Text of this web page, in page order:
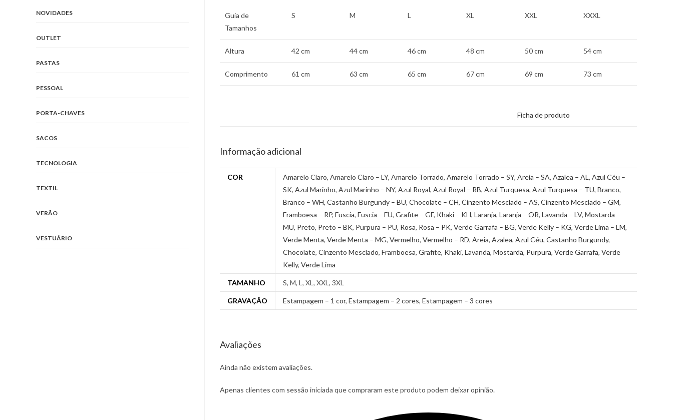
Guia de
Tamanhos
S M L XL XXL XXXL
Altura 42 cm 44 cm 46 cm 48 cm 50 cm 54 cm
Comprimento 61 cm 63 cm 65 cm 67 cm 69 cm 73 cm
Ficha de produto
Informação adicional
COR Amarelo Claro, Amarelo Claro – LY, Amarelo Torrado, Amarelo Torrado – SY, Areia – SA, Azalea – AL , Azul Céu –
SK, Azul Marinho, Azul Marinho – NY, Azul Royal, Azul Royal – RB, Azul Turquesa, Azul Turquesa – TU, Branco,
Branco – WH, Castanho Burgundy – BU, Chocolate – CH, Cinzento Mesclado – AS, Cinzento Mesclado – GM,
Framboesa – RP, Fuscia, Fuscia – FU, Grafite – GF, Khaki – KH, Laranja, Laranja – OR, Lavanda – LV, Mostarda –
MU, Preto, Preto – BK, Purpura – PU, Rosa, Rosa – PK, Verde Garrafa – BG, Verde Kelly – KG, Verde Lima – LM,
Verde Menta, Verde Menta – MG, Vermelho, Vermelho – RD, Areia, Azalea, Azul Céu, Castanho Burgundy,
Chocolate, Cinzento Mesclado, Framboesa, Grafite, Khaki, Lavanda, Mostarda, Purpura, Verde Garrafa, Verde
Kelly, Verde Lima
TAMANHO S, M, L, XL, XXL, 3XL
GRAVAÇÃO Estampagem – 1 cor, Estampagem – 2 cores, Estampagem – 3 cores
Avaliações
Ainda não existem avaliações.
Apenas clientes com sessão iniciada que compraram este produto podem deixar opinião.
NOVIDADES
OUTLET
PASTAS
PESSOAL
PORTA-CHAVES
SACOS
TECNOLOGIA
TEXTIL
VERÃO
VESTUÁRIO